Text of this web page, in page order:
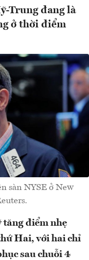
Trung đang là
ở thời điểm
sàn NYSE ở New
điểm nhẹ
Hai, với hai chỉ
sau chuỗi 4